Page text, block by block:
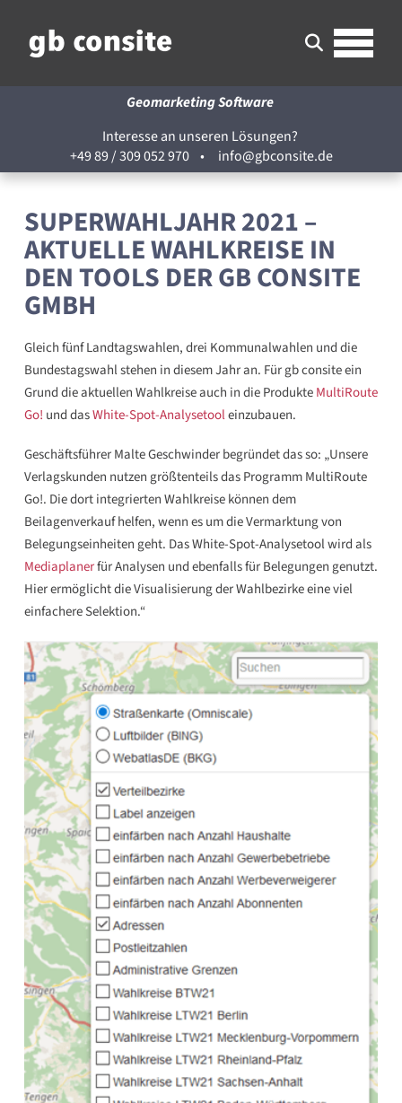
Geomarketing Software
Interesse an unseren Lösungen?
+49 89 / 309 052 970• info@gbconsite.de
SUPERWAHLJAHR 2021 –
AKTUELLE WAHLKREISE IN
DEN TOOLS DER GB CONSITE
GMBH
Gleich fünf Landtagswahlen, drei Kommunalwahlen und die
Bundestagswahl stehen in diesem Jahr an. Für gb consite ein
Grund die aktuellen Wahlkreise auch in die ProdukteMultiRoute
Go! und dasWhite-Spot-Analysetooleinzubauen.
Geschäftsführer Malte Geschwinder begründet das so: „Unsere
Verlagskunden nutzen größtenteils das Programm MultiRoute
Go!. Die dort integrierten Wahlkreise können dem
Beilagenverkauf helfen, wenn es um die Vermarktung von
Belegungseinheiten geht. Das White-Spot-Analysetool wird als
Mediaplanerfür Analysen und ebenfalls für Belegungen genutzt.
Hier ermöglicht die Visualisierung der Wahlbezirke eine viel
einfachere Selektion.“